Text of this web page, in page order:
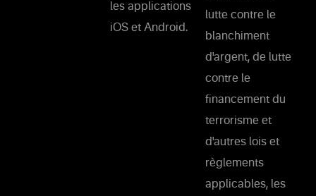
les applications
iOS et Android.
lutte contre le
blanchiment
d'argent, de lutte
contre le
financement du
terrorisme et
d'autres lois et
règlements
applicables, les